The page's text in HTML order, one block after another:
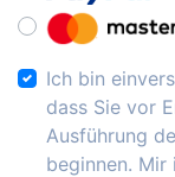
Ich bin
dass Sie vor
Ausführung
beginnen.